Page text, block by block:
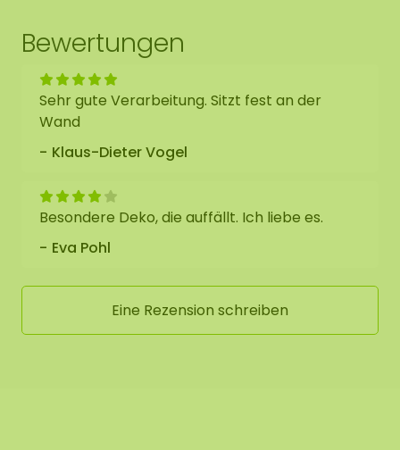
Bewertungen
Sehr gute Verarbeitung. Sitzt fest an der
Wand
Klaus-Dieter Vogel
Besondere Deko, die auffällt. Ich liebe es.
Eva Pohl
Eine Rezension schreiben